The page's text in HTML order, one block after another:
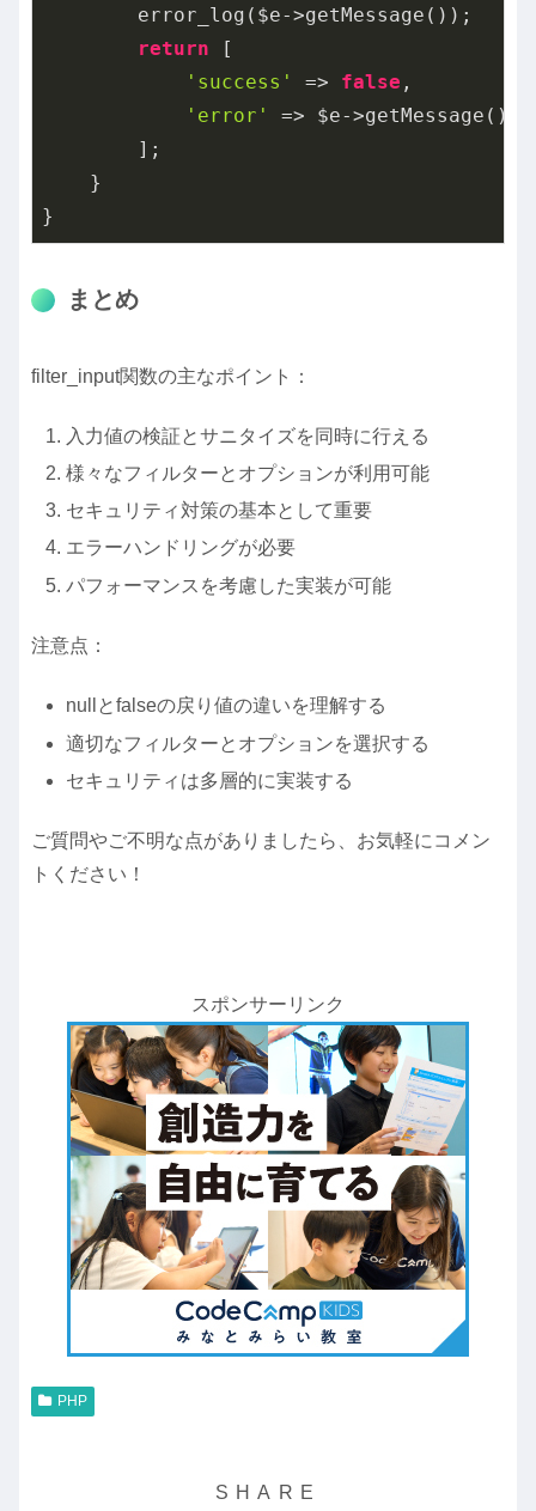
        error_log($e->getMessage());
return [
'success'
=> false ,
'error'
=> $e->getMessage()
        ];
    }
}
まとめ
filter_input関数の主なポイント：
入力値の検証とサニタイズを同時に行える
様々なフィルターとオプションが利用可能
セキュリティ対策の基本として重要
エラーハンドリングが必要
パフォーマンスを考慮した実装が可能
注意点：
nullとfalseの戻り値の違いを理解する
適切なフィルターとオプションを選択する
セキュリティは多層的に実装する
ご質問やご不明な点がありましたら、お気軽にコメン
トください！
スポンサーリンク
PHP